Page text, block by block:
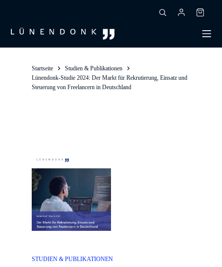
Startseite
Studien & Publikationen
Lünendonk-Studie 2024: Der Markt für Rekrutierung, Einsatz und
Steuerung von Freelancern in Deutschland
STUDIEN & PUBLIKATIONEN